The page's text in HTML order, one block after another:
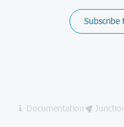
Subscribe
Documentation